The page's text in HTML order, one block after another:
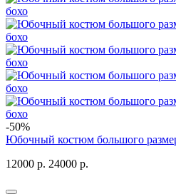
-50%
Юбочный костюм большого
12000 р. 24000 р.